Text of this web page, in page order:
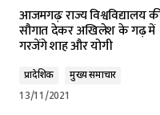
आजमगढ़ः राज्य विश्वविद्यालय
सौगात देकर अखिलेश के गढ़ में
गरजेंगे शाह और योगी
प्रादेशिक
मुख्य समाचार
13/11/2021